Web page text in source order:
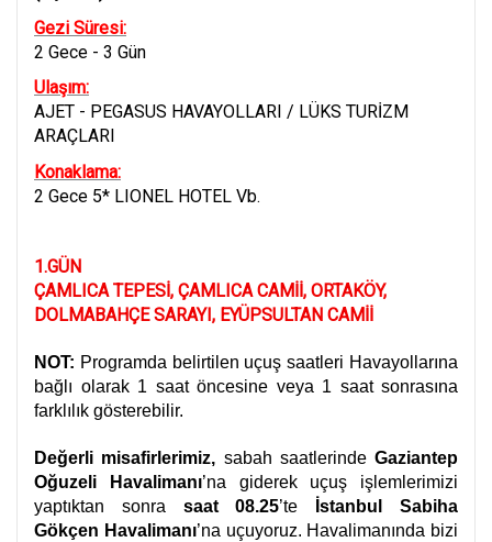
Gezi Süresi:
2 Gece - 3 Gün
Ulaşım:
AJET - PEGASUS HAVAYOLLARI / LÜKS TURİZM
ARAÇLARI
Konaklama:
2 Gece 5* LIONEL HOTEL Vb.
1.GÜN
ÇAMLICA TEPESİ, ÇAMLICA CAMİİ, ORTAKÖY,
DOLMABAHÇE SARAYI, EYÜPSULTAN CAMİİ
NOT: Programda belirtilen uçuş saatleri Havayollarına
bağlı olarak 1 saat öncesine veya 1 saat sonrasına
farklılık gösterebilir.
Değerli misafirlerimiz, sabah saatlerinde Gaziantep
Oğuzeli Havalimanı’na giderek uçuş işlemlerimizi
yaptıktan sonra saat 08.25’te
İstanbul Sabiha
Gökçen Havalimanı’na uçuyoruz. Havalimanında bizi